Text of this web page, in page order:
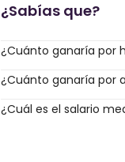
¿Sabías que?
¿Cuánto ganaría por
¿Cuánto ganaría por
¿Cuál es el salario